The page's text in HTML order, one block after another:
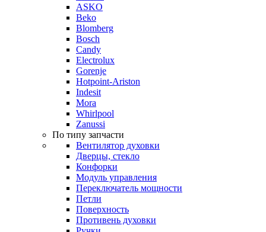
ASKO
Beko
Blomberg
Bosch
Candy
Electrolux
Gorenje
Hotpoint-Ariston
Indesit
Mora
Whirlpool
Zanussi
По типу запчасти
Вентилятор духовки
Дверцы, стекло
Конфорки
Модуль управления
Переключатель мощности
Петли
Поверхность
Противень духовки